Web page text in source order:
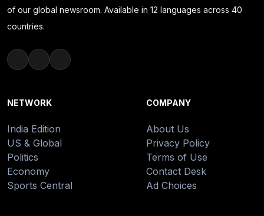
of our global newsroom. Available in 12 languages across 40
countries.
NETWORK
India Edition
US & Global
Politics
Economy
Sports Central
COMPANY
About Us
Privacy Policy
Terms of Use
Contact Desk
Ad Choices